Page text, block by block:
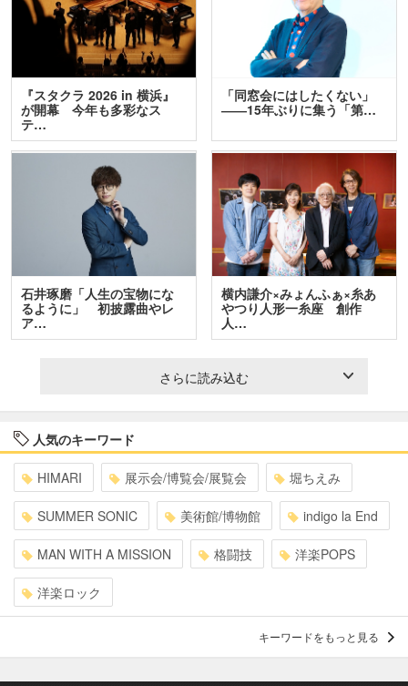
『スタクラ 2026 in 横浜』
が開幕 今年も多彩なス
テ…
「同窓会にはしたくない」
――15年ぶりに集う「第…
石井琢磨「人生の宝物にな
るように」 初披露曲やレ
ア…
横内謙介×みょんふぁ×糸あ
やつり人形一糸座 創作
人…
さらに読み込む
人気のキーワード
HIMARI 展示会/博覧会/展覧会 堀ちえみ
SUMMER SONIC 美術館/博物館 indigo la End
MAN WITH A MISSION 格闘技 洋楽POPS
洋楽ロック
キーワードをもっと見る